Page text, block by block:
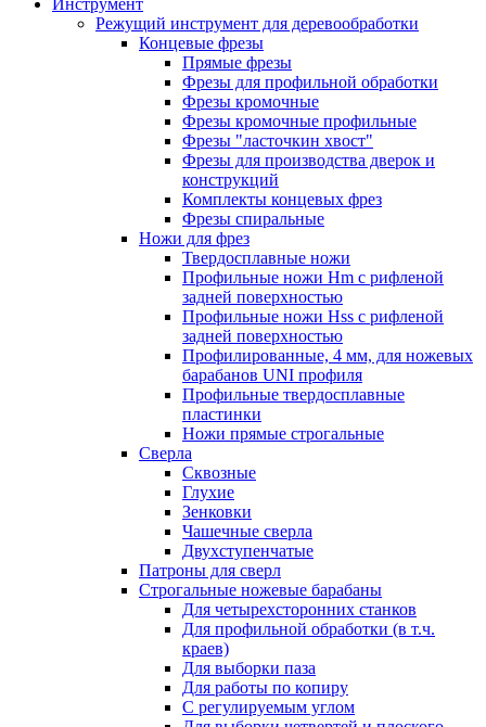
Инструмент
Режущий инструмент для деревообработки
Концевые фрезы
Прямые фрезы
Фрезы для профильной обработки
Фрезы кромочные
Фрезы кромочные профильные
Фрезы "ласточкин хвост"
Фрезы для производства дверок и
конструкций
Комплекты концевых фрез
Фрезы спиральные
Ножи для фрез
Твердосплавные ножи
Профильные ножи Hm с рифленой
задней поверхностью
Профильные ножи Hss с рифленой
задней поверхностью
Профилированные, 4 мм, для ножевых
барабанов UNI профиля
Профильные твердосплавные
пластинки
Ножи прямые строгальные
Сверла
Сквозные
Глухие
Зенковки
Чашечные сверла
Двухступенчатые
Патроны для сверл
Строгальные ножевые барабаны
Для четырехсторонних станков
Для профильной обработки (в т.ч.
краев)
Для выборки паза
Для работы по копиру
С регулируемым углом